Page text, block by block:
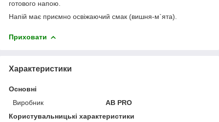
готового напою.
Напій має приємно освіжаючий смак (вишня-м`ята).
Приховати
Характеристики
Основні
Виробник
AB PRO
Користувальницькі характеристики